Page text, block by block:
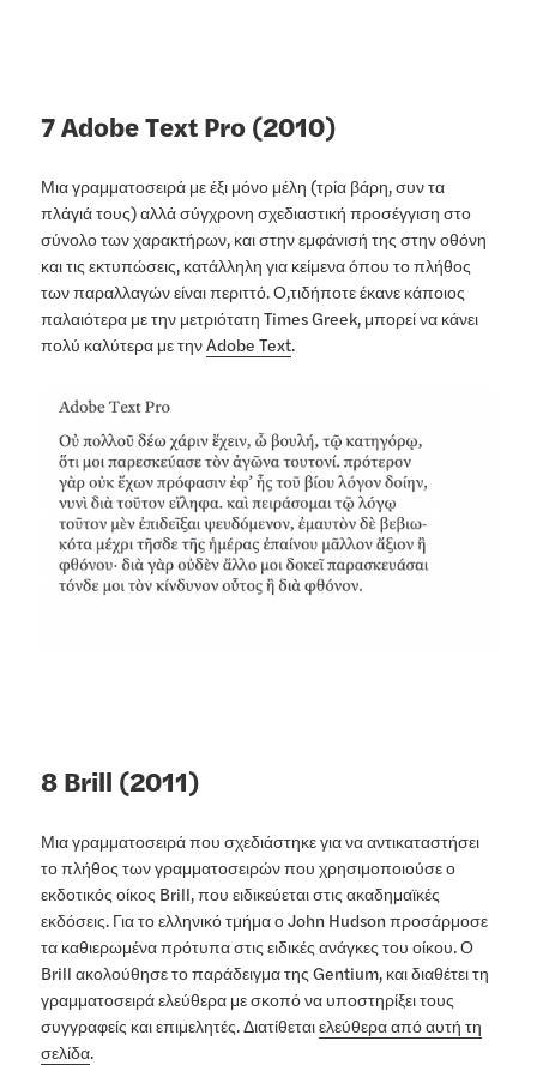
7 Adobe Text Pro (2010)
Μια γραμματοσειρά με έξι μόνο μέλη (τρία βάρη, συν τα
πλάγιά τους) αλλά σύγχρονη σχεδιαστική προσέγγιση στο
σύνολο των χαρακτήρων, και στην εμφάνισή της στην οθόνη
και τις εκτυπώσεις, κατάλληλη για κείμενα όπου το πλήθος
των παραλλαγών είναι περιττό. Ο,τιδήποτε έκανε κάποιος
παλαιότερα με την μετριότατη Times Greek, μπορεί να κάνει
πολύ καλύτερα με τηνAdobe Text.
8 Brill (2011)
Μια γραμματοσειρά που σχεδιάστηκε για να αντικαταστήσει
το πλήθος των γραμματοσειρών που χρησιμοποιούσε ο
εκδοτικός οίκος Brill, που ειδικεύεται στις ακαδημαϊκές
εκδόσεις. Για το ελληνικό τμήμα ο John Hudson προσάρμοσε
τα καθιερωμένα πρότυπα στις ειδικές ανάγκες του οίκου. Ο
Brill ακολούθησε το παράδειγμα της Gentium, και διαθέτει τη
γραμματοσειρά ελεύθερα με σκοπό να υποστηρίξει τους
συγγραφείς και επιμελητές. Διατίθεταιελεύθερα από αυτή τη
σελίδα.